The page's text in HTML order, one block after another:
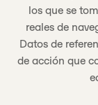
los que se
reales de
Datos de
de acción que